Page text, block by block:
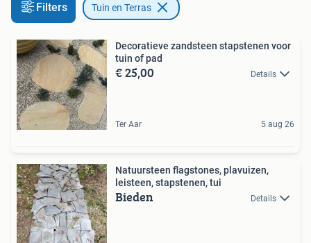
Filters Tuin en Terras
Decoratieve zandsteen stapstenen voor
tuin of pad
€ 25,00 Details
Ter Aar 5 aug 26
Natuursteen flagstones, plavuizen,
leisteen, stapstenen, tui
Bieden Details